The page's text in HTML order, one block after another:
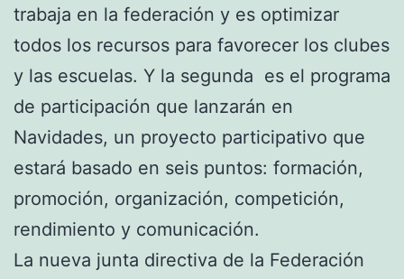
trabaja en la federación y es optimizar
todos los recursos para favorecer los clubes
y las escuelas. Y la segunda es el programa
de participación que lanzarán en
Navidades, un proyecto participativo que
estará basado en seis puntos: formación,
promoción, organización, competición,
rendimiento y comunicación.
La nueva junta directiva de la Federación